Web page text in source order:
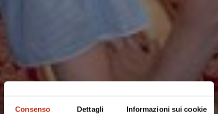
Consenso Dettagli Informazioni sui cookie